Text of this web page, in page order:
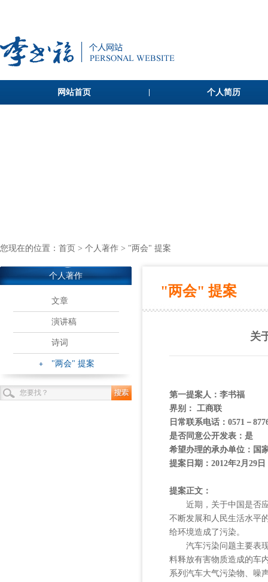
网站首页 个人简历
您现在的位置： 首页 > 个人著作 > "两会" 提案
个人著作
文章
演讲稿
诗词
"两会" 提案
"两会" 提案
关
第一提案人：李书福
界别： 工商联
日常联系电话：0571－
是否同意公开发表：是
希望办理的承办单位：国
提案日期：2012年2月29日
提案正文：
近期，关于中国是否应
不断发展和人民生活水平
给环境造成了污染。
汽车污染问题主要表现
料释放有害物质造成的车
系列汽车大气污染物、噪